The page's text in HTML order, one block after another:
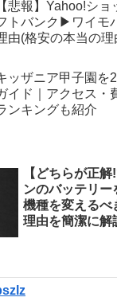
【悲報】Yahoo!シ
トバンク▶︎ワイモ
由(格安の本当の理
ッザニア甲子園を
イド｜アクセス・
ンキングも紹介
【どちらが正
ンのバッテリー
機種を変えるべ
理由を簡潔に解